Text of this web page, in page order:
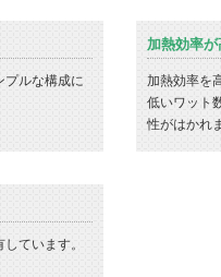
プルな構成に
加熱効率
加熱効率を
低いワット
性がはかれ
ています。